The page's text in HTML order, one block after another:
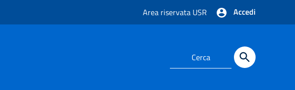
Area riservata USR Accedi